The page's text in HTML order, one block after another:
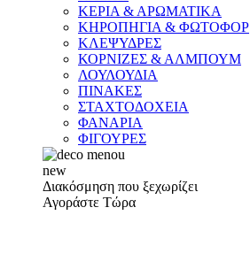
ΚΕΡΙΑ & ΑΡΩΜΑΤΙΚΑ
ΚΗΡΟΠΗΓΙΑ & ΦΩΤΟΦΟΡ
ΚΛΕΨΥΔΡΕΣ
ΚΟΡΝΙΖΕΣ & ΑΛΜΠΟΥΜ
ΛΟΥΛΟΥΔΙΑ
ΠΙΝΑΚΕΣ
ΣΤΑΧΤΟΔΟΧΕΙΑ
ΦΑΝΑΡΙΑ
ΦΙΓΟΥΡΕΣ
new
Διακόσμηση που ξεχωρίζει
Αγοράστε Τώρα